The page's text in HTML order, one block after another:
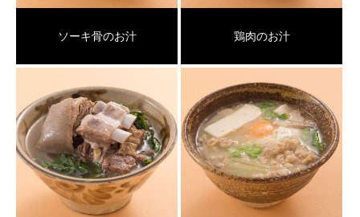
ソーキ骨のお汁 鶏肉のお汁